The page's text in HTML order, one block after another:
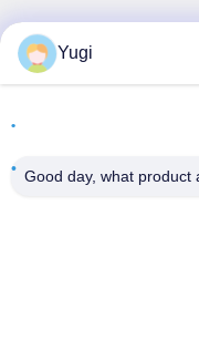
빠른 연락
방 502, 빌딩 5, 퀴
중국
Yugi
Good day, what product